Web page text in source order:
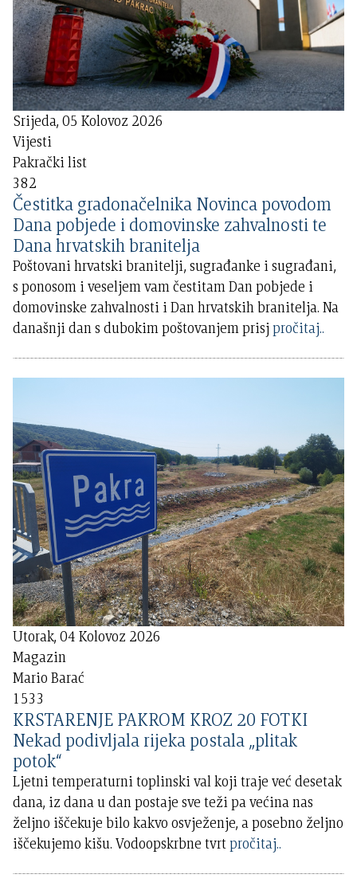
Srijeda, 05 Kolovoz 2026
Vijesti
Pakrački list
382
Čestitka gradonačelnika Novinca povodom
Dana pobjede i domovinske zahvalnosti te
Dana hrvatskih branitelja
Poštovani hrvatski branitelji, sugrađanke i sugrađani,
s ponosom i veseljem vam čestitam Dan pobjede i
domovinske zahvalnosti i Dan hrvatskih branitelja. Na
današnji dan s dubokim poštovanjem prisjpročitaj..
Utorak, 04 Kolovoz 2026
Magazin
Mario Barać
1533
KRSTARENJE PAKROM KROZ 20 FOTKI
Nekad podivljala rijeka postala „plitak
potok“
Ljetni temperaturni toplinski val koji traje već desetak
dana, iz dana u dan postaje sve teži pa većina nas
željno iščekuje bilo kakvo osvježenje, a posebno željno
iščekujemo kišu. Vodoopskrbne tvrtpročitaj..